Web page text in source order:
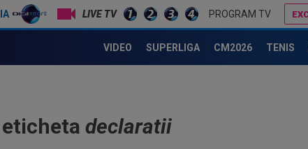
LIVE TV PROGRAM TV
VIDEO SUPERLIGA CM2026 TENIS
declaratii